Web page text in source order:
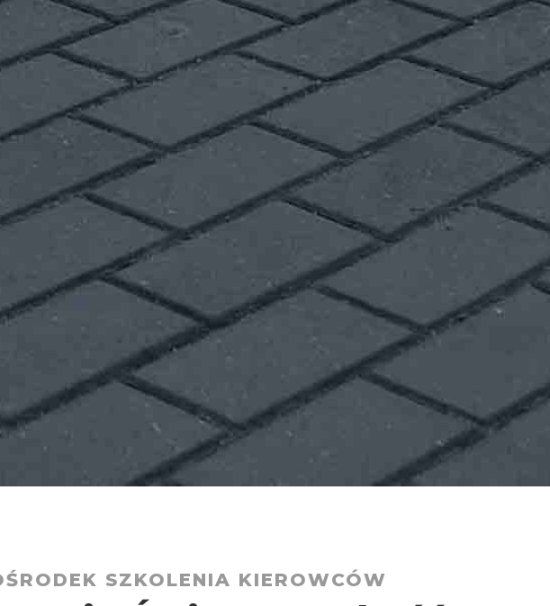
SZKOLENIA KIEROWCÓW